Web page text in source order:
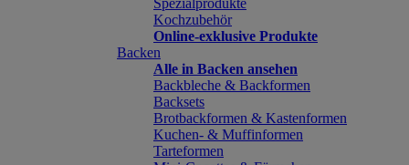
Spezialprodukte
Kochzubehör
Online-exklusive Produkte
Backen
Alle in Backen ansehen
Backbleche & Backformen
Backsets
Brotbackformen & Kastenformen
Kuchen- & Muffinformen
Tarteformen